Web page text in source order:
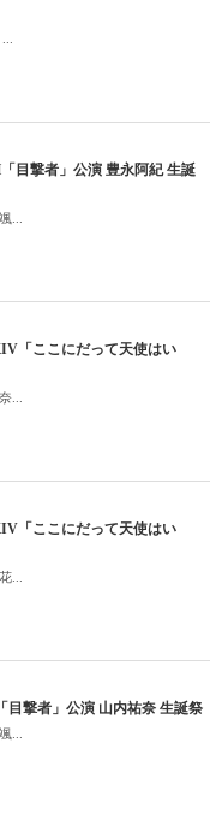
目撃者」公演 豊永阿紀 生誕
...
「ここにだって天使はい
...
「ここにだって天使はい
...
目撃者」公演 山内祐奈 生誕祭
...